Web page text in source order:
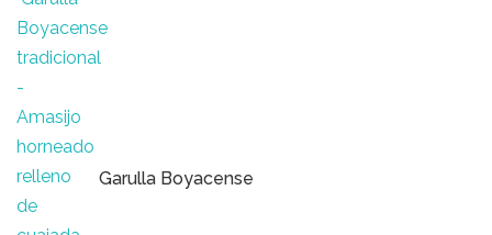
Garulla Boyacense